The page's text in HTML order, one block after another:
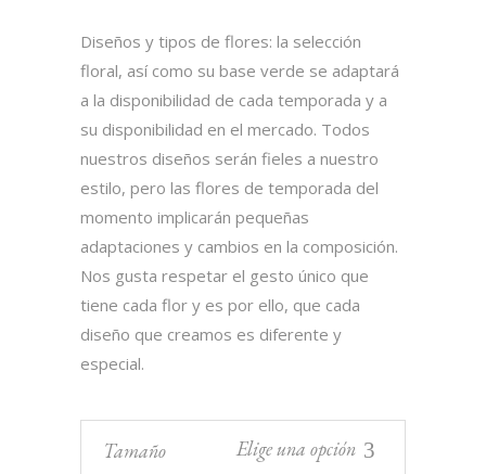
desde
60,00 €
hasta
70,00 €
Diseños y tipos de flores: la selección
floral, así como su base verde se adaptará
a la disponibilidad de cada temporada y a
su disponibilidad en el mercado. Todos
nuestros diseños serán fieles a nuestro
estilo, pero las flores de temporada del
momento implicarán pequeñas
adaptaciones y cambios en la composición.
Nos gusta respetar el gesto único que
tiene cada flor y es por ello, que cada
diseño que creamos es diferente y
especial.
Tamaño Elige una opción